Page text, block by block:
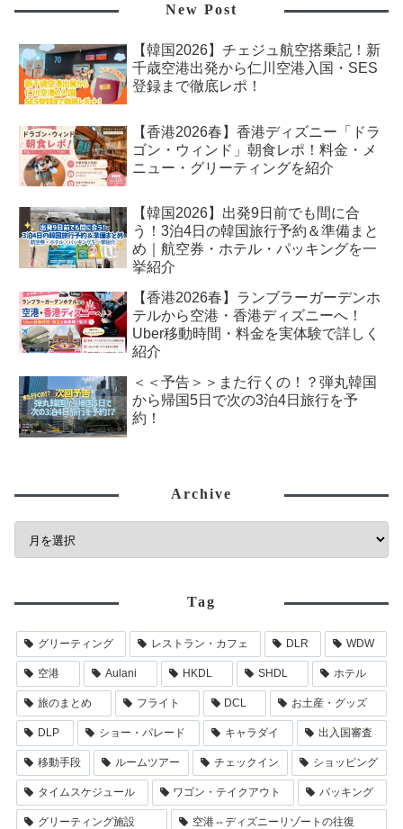
New Post
【韓国2026】チェジュ航空搭乗記！新
千歳空港出発から仁川空港入国・SES
登録まで徹底レポ！
【香港2026春】香港ディズニー「ドラ
ゴン・ウィンド」朝食レポ！料金・メ
ニュー・グリーティングを紹介
【韓国2026】出発9日前でも間に合
う！3泊4日の韓国旅行予約＆準備まと
め｜航空券・ホテル・パッキングを一
挙紹介
【香港2026春】ランブラーガーデンホ
テルから空港・香港ディズニーへ！
Uber移動時間・料金を実体験で詳しく
紹介
＜＜予告＞＞また行くの！？弾丸韓国
から帰国5日で次の3泊4日旅行を予
約！
Archive
Tag
グリーティング レストラン・カフェ DLR WDW
空港 Aulani HKDL SHDL ホテル
旅のまとめ フライト DCL お土産・グッズ
DLP ショー・パレード キャラダイ 出入国審査
移動手段 ルームツアー チェックイン ショッピング
タイムスケジュール ワゴン・テイクアウト パッキング
グリーティング施設 空港⇔ディズニーリゾートの往復